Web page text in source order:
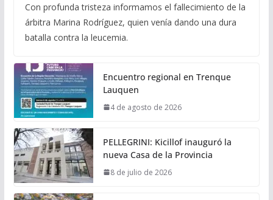
Con profunda tristeza informamos el fallecimiento de la
árbitra Marina Rodríguez, quien venía dando una dura
batalla contra la leucemia.
Encuentro regional en Trenque
Lauquen
4 de agosto de 2026
PELLEGRINI: Kicillof inauguró la
nueva Casa de la Provincia
8 de julio de 2026